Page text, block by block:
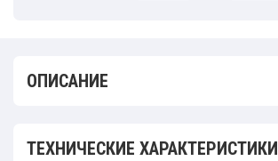
ОПИСАНИЕ
ТЕХНИЧЕСКИЕ ХАРАКТЕРИСТИКИ